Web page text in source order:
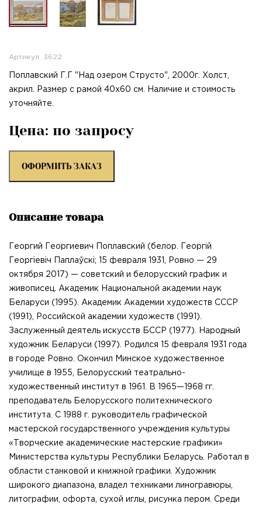
Артикул: 3622
Поплавский Г.Г "Над озером Струсто", 2000г. Холст,
акрил. Размер с рамой 40х60 см. Наличие и стоимость
уточняйте.
Цена: по запросу
ОФОРМИТЬ ЗАКАЗ
Описание товара
Георгий Георгиевич Поплавский (белор. Георгій
Георгіевіч Паплаўскі; 15 февраля 1931, Ровно — 29
октября 2017) — советский и белорусский график и
живописец. Академик Национальной академии наук
Беларуси (1995). Академик Академии художеств СССР
(1991), Российской академии художеств (1991).
Заслуженный деятель искусств БССР (1977). Народный
художник Беларуси (1997). Родился 15 февраля 1931 года
в городе Ровно. Окончил Минское художественное
училище в 1955, Белорусский театрально-
художественный институт в 1961. В 1965—1968 гг.
преподаватель Белорусского политехнического
института. С 1988 г. руководитель графической
мастерской государственного учреждения культуры
«Творческие академические мастерские графики»
Министерства культуры Республики Беларусь. Работал в
области станковой и книжной графики. Художник
широкого диапазона, владел техниками линогравюры,
литографии, офорта, сухой иглы, рисунка пером. Среди